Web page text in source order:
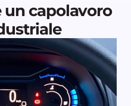
un capolavoro